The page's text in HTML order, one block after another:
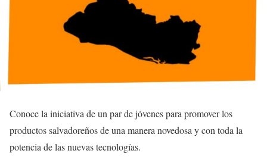
Conoce la iniciativa de un par de jóvenes para promover los
productos salvadoreños de una manera novedosa y con toda la
potencia de las nuevas tecnologías.